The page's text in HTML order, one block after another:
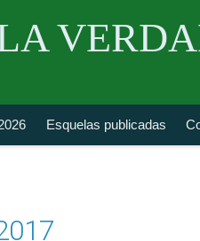
Esquelas publicadas